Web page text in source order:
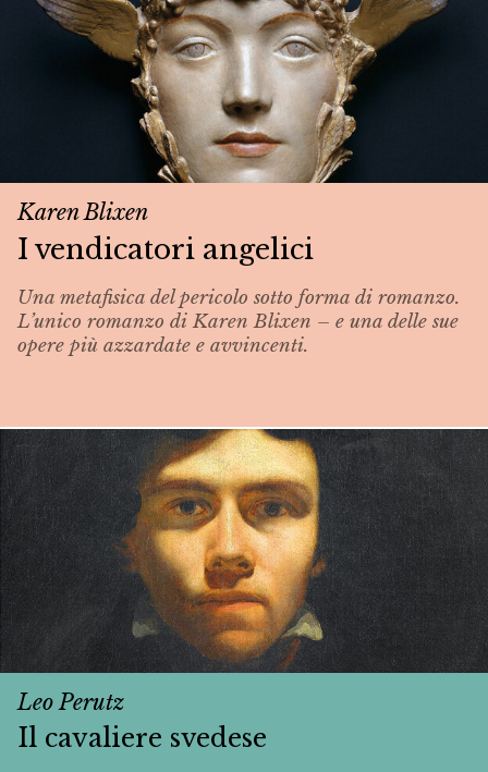
Karen Blixen
I vendicatori angelici
Una metafisica del pericolo sotto forma di romanzo.
L’unico romanzo di Karen Blixen – e una delle sue
opere più azzardate e avvincenti.
Leo Perutz
Il cavaliere svedese